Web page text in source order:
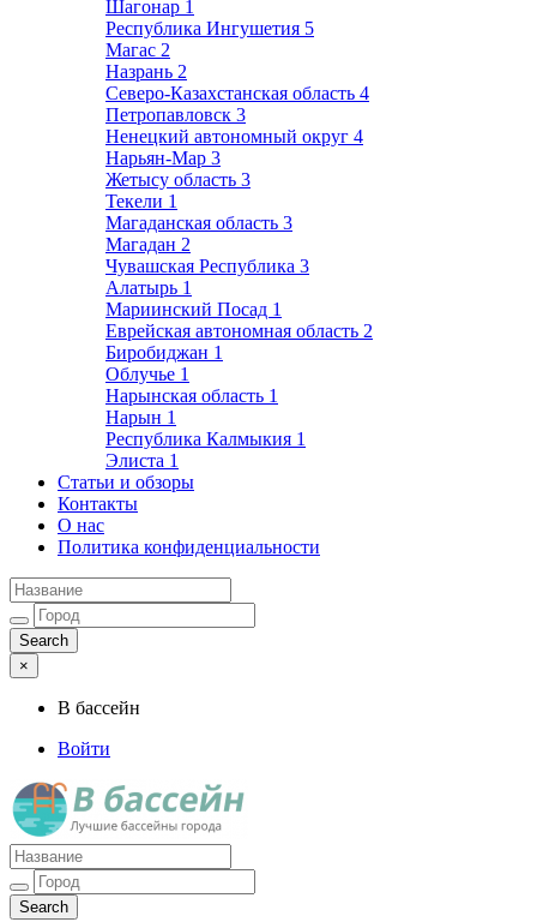
Шагонар 1
Республика Ингушетия 5
Магас 2
Назрань 2
Северо-Казахстанская область 4
Петропавловск 3
Ненецкий автономный округ 4
Нарьян-Мар 3
Жетысу область 3
Текели 1
Магаданская область 3
Магадан 2
Чувашская Республика 3
Алатырь 1
Мариинский Посад 1
Еврейская автономная область 2
Биробиджан 1
Облучье 1
Нарынская область 1
Нарын 1
Республика Калмыкия 1
Элиста 1
Статьи и обзоры
Контакты
О нас
Политика конфиденциальности
×
В бассейн
Войти
Лучшие бассейны города